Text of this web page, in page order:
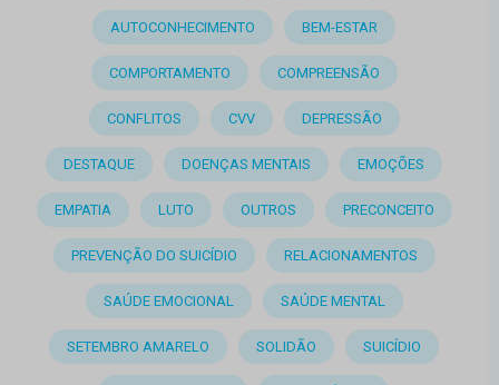
AUTOCONHECIMENTO BEM-ESTAR
COMPORTAMENTO COMPREENSÃO
CONFLITOS CVV DEPRESSÃO
DESTAQUE DOENÇAS MENTAIS EMOÇÕES
EMPATIA LUTO OUTROS PRECONCEITO
PREVENÇÃO DO SUICÍDIO RELACIONAMENTOS
SAÚDE EMOCIONAL SAÚDE MENTAL
SETEMBRO AMARELO SOLIDÃO SUICÍDIO